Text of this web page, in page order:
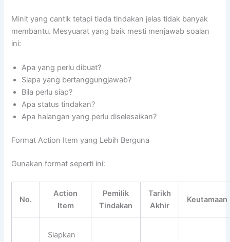
Minit yang cantik tetapi tiada tindakan jelas tidak banyak
membantu. Mesyuarat yang baik mesti menjawab soalan
ini:
Apa yang perlu dibuat?
Siapa yang bertanggungjawab?
Bila perlu siap?
Apa status tindakan?
Apa halangan yang perlu diselesaikan?
Format Action Item yang Lebih Berguna
Gunakan format seperti ini:
No.
Action
Item
Pemilik
Tindakan
Tarikh
Akhir
Keutamaan
Siapkan